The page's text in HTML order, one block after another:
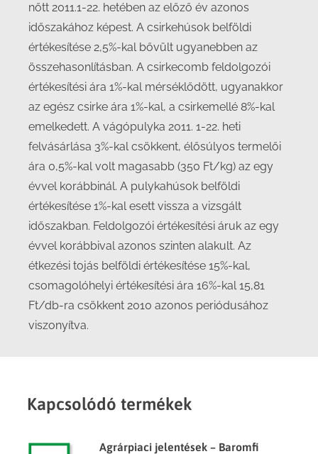
nőtt 2011.1-22. hetében az előző év azonos
időszakához képest. A csirkehúsok belföldi
értékesítése 2,5%-kal bővült ugyanebben az
összehasonlításban. A csirkecomb feldolgozói
értékesítési ára 1%-kal mérséklődött, ugyanakkor
az egész csirke ára 1%-kal, a csirkemellé 8%-kal
emelkedett. A vágópulyka 2011. 1-22. heti
felvásárlása 3%-kal csökkent, élősúlyos termelői
ára 0,5%-kal volt magasabb (350 Ft/kg) az egy
évvel korábbinál. A pulykahúsok belföldi
értékesítése 1%-kal esett vissza a vizsgált
időszakban. Feldolgozói értékesítési áruk az egy
évvel korábbival azonos szinten alakult. Az
étkezési tojás belföldi értékesítése 15%-kal,
csomagolóhelyi értékesítési ára 16%-kal 15,81
Ft/db-ra csökkent 2010 azonos periódusához
viszonyítva.
Kapcsolódó termékek
Agrárpiaci jelentések – Baromfi